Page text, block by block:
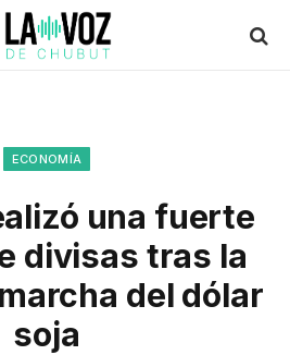
ECONOMÍA
una fuerte
divisas tras la
del dólar
soja